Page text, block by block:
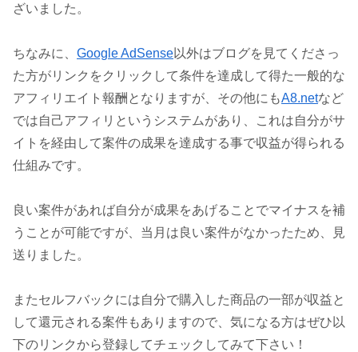
ざいました。
ちなみに、 Google AdSense以外はブログを見てくださっ
た方がリンクをクリックして条件を達成して得た一般的な
アフィリエイト報酬となりますが、その他にもA8.netなど
では自己アフィリというシステムがあり、これは自分がサ
イトを経由して案件の成果を達成する事で収益が得られる
仕組みです。
良い案件があれば自分が成果をあげることでマイナスを補
うことが可能ですが、当月は良い案件がなかったため、見
送りました。
またセルフバックには自分で購入した商品の一部が収益と
して還元される案件もありますので、気になる方はぜひ以
下のリンクから登録してチェックしてみて下さい！